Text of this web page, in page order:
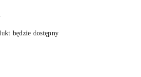
będzie dostępny